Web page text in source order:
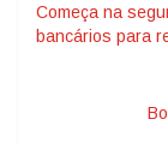
Começa na
bancários para